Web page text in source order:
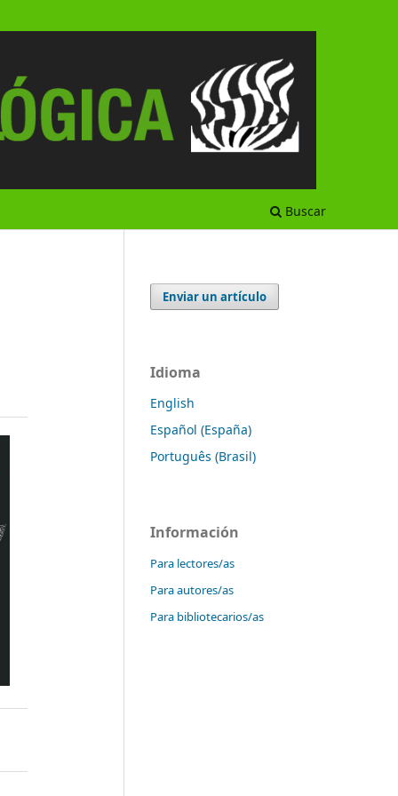
Buscar
Enviar un artículo
Idioma
English
Español (España)
Português (Brasil)
Información
Para lectores/as
Para autores/as
Para bibliotecarios/as